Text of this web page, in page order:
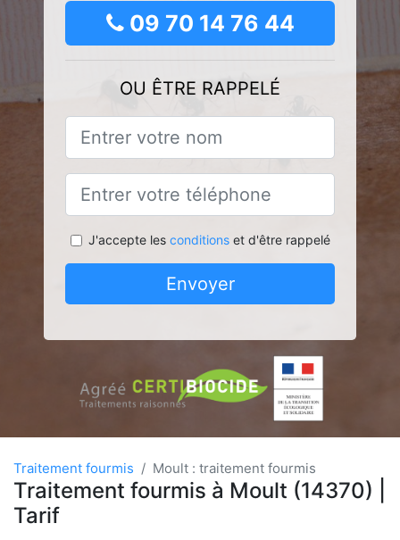
09 70 14 76 44
OU ÊTRE RAPPELÉ
J'accepte les conditionset d'être rappelé
Envoyer
Traitement fourmis Moult : traitement fourmis
Traitement fourmis à Moult (14370) |
Tarif